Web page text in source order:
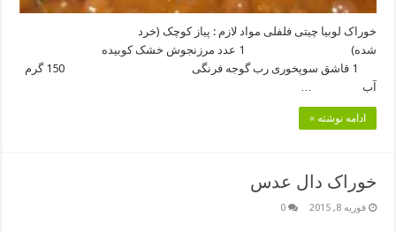
خوراک لوبیا چیتی فلفلی مواد لازم : پیاز کوچک (خرد
شده) 1 عدد مرزنجوش خشک کوبیده
1 قاشق سوپخوری رب گوجه فرنگی 150 گرم
آب …
ادامه نوشته »
خوراک دال عدس
فوریه 8, 2015 0